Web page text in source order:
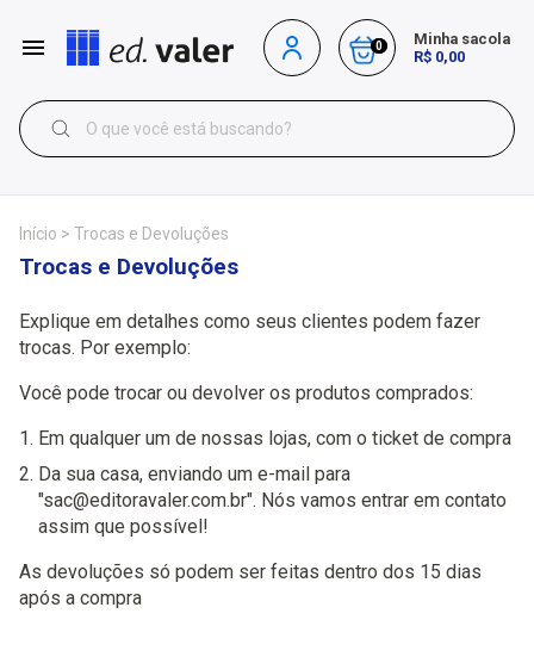
0
Minha sacola
R$ 0,00
Início > Trocas e Devoluções
Trocas e Devoluções
Explique em detalhes como seus clientes podem fazer
trocas. Por exemplo:
Você pode trocar ou devolver os produtos comprados:
Em qualquer um de nossas lojas, com o ticket de compra
Da sua casa, enviando um e-mail para
"sac@editoravaler.com.br". Nós vamos entrar em contato
assim que possível!
As devoluções só podem ser feitas dentro dos 15 dias
após a compra